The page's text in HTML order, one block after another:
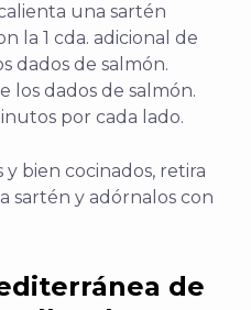
una sartén
la 1 cda. adicional de
dados de salmón.
los dados de salmón.
por cada lado.
y bien cocinados, retira
sartén y adórnalos con
de